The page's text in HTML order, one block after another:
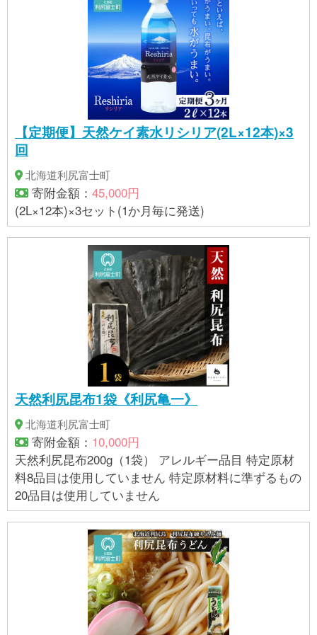
【定期便】天然ケイ素水リシリア(2L×12本)×3
回
北海道利尻富士町
寄附金額： 45,000円
(2L×12本)×3セット(1か月毎に発送)
天然利尻昆布1袋《利尻亀一》
北海道利尻富士町
寄附金額： 10,000円
天然利尻昆布200g（1袋） アレルギー品目 特定原材
料8品目は使用していません 特定原材料に準ずるもの
20品目は使用していません